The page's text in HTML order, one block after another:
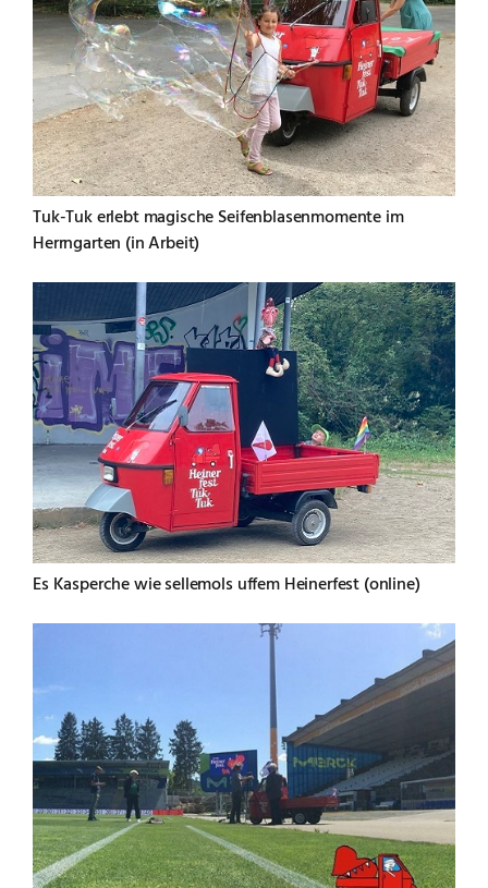
Tuk-Tuk erlebt magische Seifenblasenmomente im
Herrngarten (in Arbeit)
Es Kasperche wie sellemols uffem Heinerfest (online)